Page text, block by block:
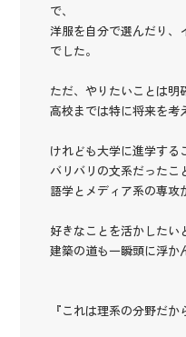
で、
洋服を自分で選んだり、
でした。
ただ、やりたいことは明
高校までは特に将来を考
けれども大学に進学する
バリバリの文系だったこ
語学とメディア系の専攻
好きなことを活かしたい
建築の道も一瞬頭に浮か
『これは理系の分野だか